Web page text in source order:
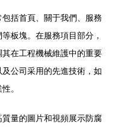
括首頁、關于我們、服務
板塊。在服務項目部分，
在工程機械維護中的重要
公司采用的先進技術，如
。
量的圖片和視頻展示防腐